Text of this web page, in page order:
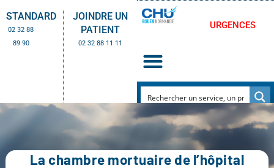
STANDARD
02 32 88
89 90
JOINDRE UN
PATIENT
02 32 88 11 11
URGENCES
La chambre mortuaire de l’hôpital